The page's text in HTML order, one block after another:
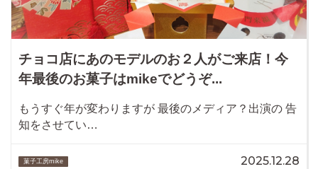
チョコ店にあのモデルのお２人がご来店！今
年最後のお菓子はmikeでどうぞ...
もうすぐ年が変わりますが 最後のメディア？出演の 告
知をさせてい…
菓子工房mike 2025.12.28